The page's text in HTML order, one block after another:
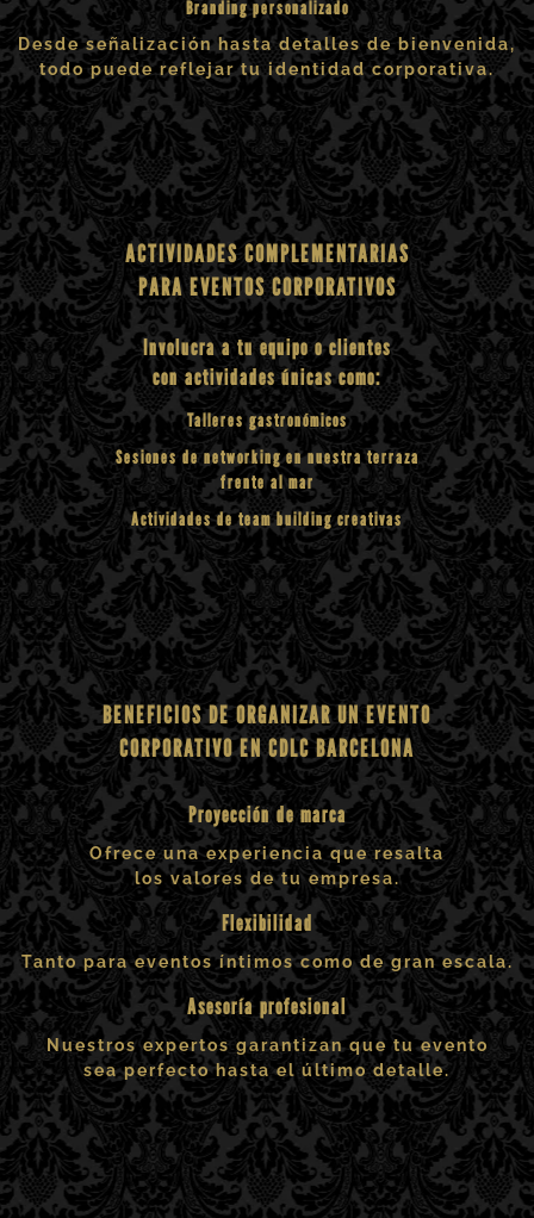
Branding personalizado
Desde señalización hasta detalles de bienvenida,
todo puede reflejar tu identidad corporativa.
ACTIVIDADES COMPLEMENTARIAS
PARA EVENTOS CORPORATIVOS
Involucra a tu equipo o clientes
con actividades únicas como:
Talleres gastronómicos
Sesiones de networking en nuestra terraza
frente al mar
Actividades de team building creativas
BENEFICIOS DE ORGANIZAR UN EVENTO
CORPORATIVO EN CDLC BARCELONA
Proyección de marca
Ofrece una experiencia que resalta
los valores de tu empresa.
Flexibilidad
Tanto para eventos íntimos como de gran escala.
Asesoría profesional
Nuestros expertos garantizan que tu evento
sea perfecto hasta el último detalle.